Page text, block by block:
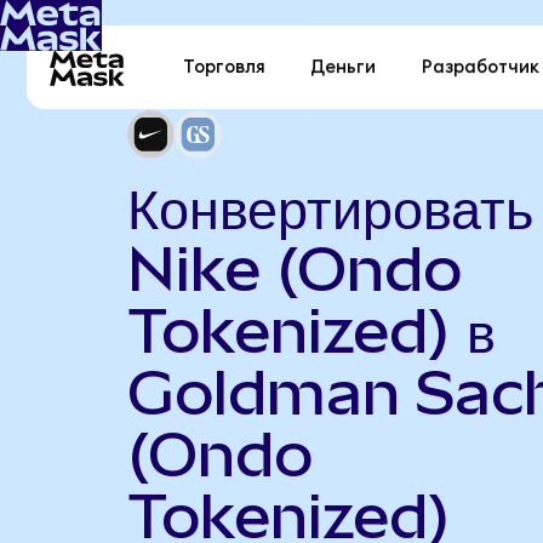
Торговля Деньги Разработчик
Конвертировать
Nike (Ondo
Tokenized) в
Goldman
(Ondo
Tokenized)